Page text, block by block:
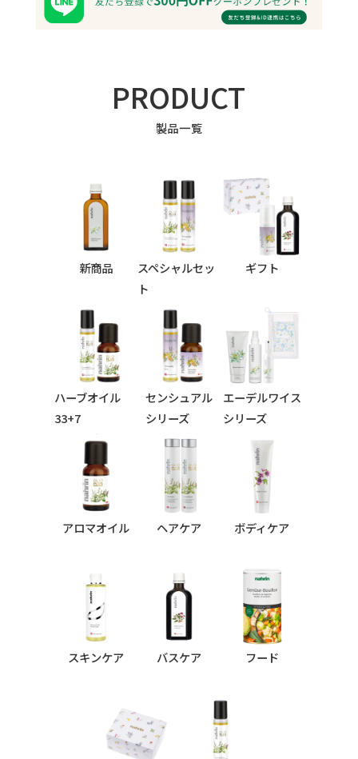
PRODUCT
製品一覧
新商品
スペシャルセッ
ト
ギフト
ハーブオイル
33+7
シリーズ
センシュアル
シリーズ
エーデルワイス
シリーズ
アロマオイル ヘアケア ボディケア
スキンケア バスケア フード